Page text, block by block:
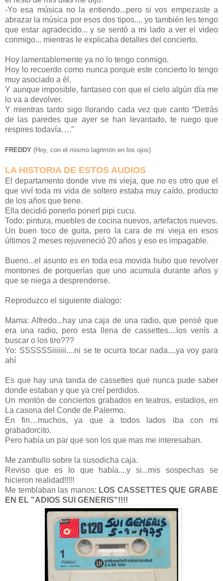
-Yo esa música no la entiendo...pero si vos empezaste a
abrazar la música por esos dos tipos.... yo también les tengo
que estar agradecido... y se sentó a mi lado a ver el video
conmigo... mientras le explicaba detalles del concierto.
Hoy lamentablemente ya no lo tengo conmigo.
Hoy lo recuerdo como nunca porque este concierto lo tengo
muy asociado a él.
Y aunque imposible, fantaseo con que el cielo algún día me
lo va a devolver.
Y mientras tanto sigo llorando cada vez que canto “Detrás
de las paredes que ayer se han levantado, te ruego que
respires todavía….”
FREDDY (Hoy, con el mismo lagrimón en los ojos)
LA HISTORIA DE ESTOS AUDIOS
El departamento donde vive mi vieja, que no es otro que el
que viví toda mi vida de soltero estaba muy caído, producto
de los años que tiene.
Ella decidió ponerlo ponerl pipi cucu.
Todo: pintura, muebles de cocina nuevos, artefactos nuevos.
Un buen toco de guita, pero la cara de mi vieja en esos
últimos 2 meses rejuveneció 20 años y eso es impagable.
Bueno...el asunto es en toda esa movida hubo que revolver
montones de porquerías que uno acumula durante años y
que se niega a desprenderse.
Reproduzco el siguiente dialogo:
Mama: Alfredo...hay una caja de una radio, que pensé que
era una radio, pero esta llena de cassettes....los venís a
buscar o los tiro???
Yo: SSSSSSiiiiiii....ni se te ocurra tocar nada....ya voy para
ahí
Es que hay una tanda de cassettes que nunca pude saber
donde estaban y que ya creí perdidos.
Un montón de conciertos grabados en teatros, estadios, en
La casona del Conde de Palermo.
En fin…muchos, ya que a todos lados iba con mi
grabadorcito.
Pero había un par que son los que mas me interesaban.
Me zambullo sobre la susodicha caja.
Reviso que es lo que había....y si...mis sospechas se
hicieron realidad!!!!!
Me temblaban las manos: LOS CASSETTES QUE GRABE
EN EL "ADIOS SUI GENERIS"!!!!